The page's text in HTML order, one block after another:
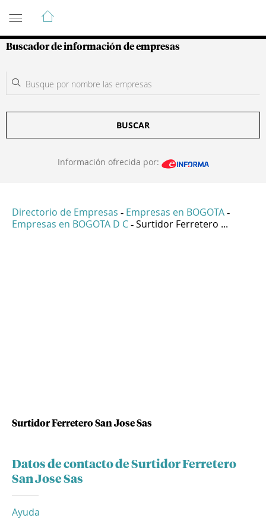
Guía de Empresas Colombianas
Buscador de información de empresas
BUSCAR
Información ofrecida por:
Directorio de Empresas - Empresas en BOGOTA -
Empresas en BOGOTA D C - Surtidor Ferretero ...
Surtidor Ferretero San Jose Sas
Datos de contacto de Surtidor Ferretero
San Jose Sas
Ayuda